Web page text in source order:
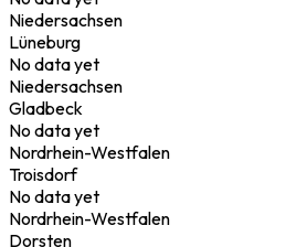
Niedersachsen
Lüneburg
No data yet
Niedersachsen
Gladbeck
No data yet
Nordrhein-Westfalen
Troisdorf
No data yet
Nordrhein-Westfalen
Dorsten